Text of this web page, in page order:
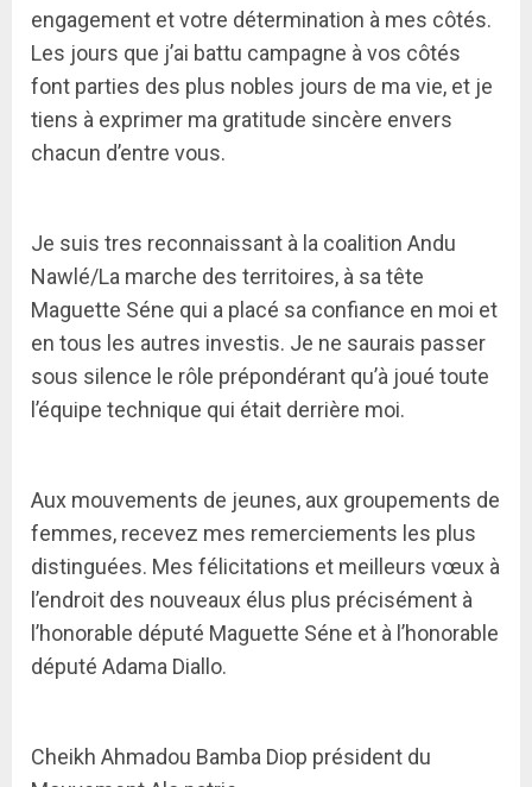
engagement et votre détermination à mes côtés.
Les jours que j’ai battu campagne à vos côtés
font parties des plus nobles jours de ma vie, et je
tiens à exprimer ma gratitude sincère envers
chacun d’entre vous.
Je suis tres reconnaissant à la coalition Andu
Nawlé/La marche des territoires, à sa tête
Maguette Séne qui a placé sa confiance en moi et
en tous les autres investis. Je ne saurais passer
sous silence le rôle prépondérant qu’à joué toute
l’équipe technique qui était derrière moi.
Aux mouvements de jeunes, aux groupements de
femmes, recevez mes remerciements les plus
distinguées. Mes félicitations et meilleurs vœux à
l’endroit des nouveaux élus plus précisément à
l’honorable député Maguette Séne et à l’honorable
député Adama Diallo.
Cheikh Ahmadou Bamba Diop président du